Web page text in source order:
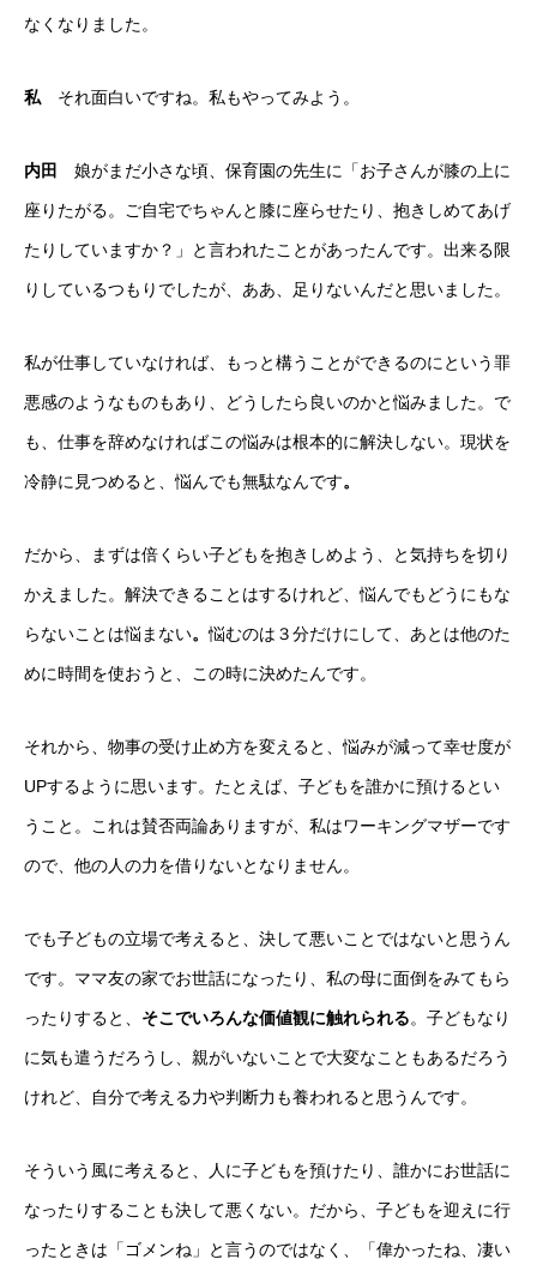
なくなりました。
私 それ面白いですね。私もやってみよう。
内田 娘がまだ小さな頃、保育園の先生に「お子さんが膝の上に
座りたがる。ご自宅でちゃんと膝に座らせたり、抱きしめてあげ
たりしていますか？」と言われたことがあったんです。出来る限
りしているつもりでしたが、ああ、足りないんだと思いました。
私が仕事していなければ、もっと構うことができるのにという罪
悪感のようなものもあり、どうしたら良いのかと悩みました。で
も、仕事を辞めなければこの悩みは根本的に解決しない。現状を
冷静に見つめると、悩んでも無駄なんです。
だから、まずは倍くらい子どもを抱きしめよう、と気持ちを切り
かえました。解決できることはするけれど、悩んでもどうにもな
らないことは悩まない。悩むのは３分だけにして、あとは他のた
めに時間を使おうと、この時に決めたんです。
それから、物事の受け止め方を変えると、悩みが減って幸せ度が
UPするように思います。たとえば、子どもを誰かに預けるとい
うこと。これは賛否両論ありますが、私はワーキングマザーです
ので、他の人の力を借りないとなりません。
でも子どもの立場で考えると、決して悪いことではないと思うん
です。ママ友の家でお世話になったり、私の母に面倒をみてもら
ったりすると、 そこでいろんな価値観に触れられる。子どもなり
に気も遣うだろうし、親がいないことで大変なこともあるだろう
けれど、自分で考える力や判断力も養われると思うんです。
そういう風に考えると、人に子どもを預けたり、誰かにお世話に
なったりすることも決して悪くない。だから、子どもを迎えに行
ったときは「ゴメンね」と言うのではなく、「偉かったね、凄い